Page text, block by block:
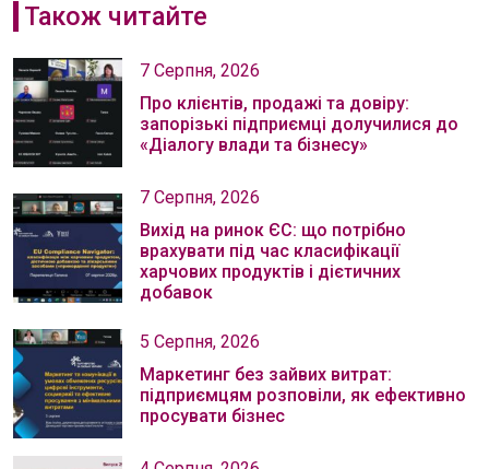
Також читайте
7 Серпня, 2026
Про клієнтів, продажі та довіру:
запорізькі підприємці долучилися до
«Діалогу влади та бізнесу»
7 Серпня, 2026
Вихід на ринок ЄС: що потрібно
врахувати під час класифікації
харчових продуктів і дієтичних
добавок
5 Серпня, 2026
Маркетинг без зайвих витрат:
підприємцям розповіли, як ефективно
просувати бізнес